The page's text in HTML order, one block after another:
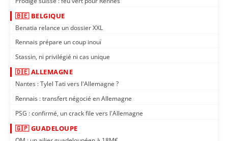
🇧🇪 BELGIQUE
Benatia relance un dossier XXL
Rennais prépare un coup inouï
Stassin, ni privilégié ni cas unique
🇩🇪 ALLEMAGNE
Nantes : Tylel Tati vers l'Allemagne ?
Rennais : transfert négocié en Allemagne
PSG : confirmé, un crack file vers l'Allemagne
🇬🇵 GUADELOUPE